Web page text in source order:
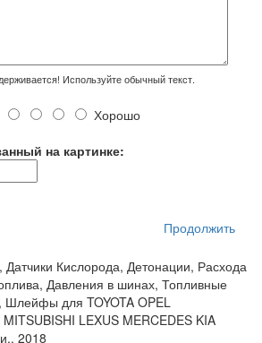
Используйте обычный текст.
Хорошо
на картинке:
Продолжить
Кислорода, Детонации, Расхода
Давления в шинах, Топливные
Шлейфы для TOYOTA OPEL
LEXUS MERCEDES KIA
2018